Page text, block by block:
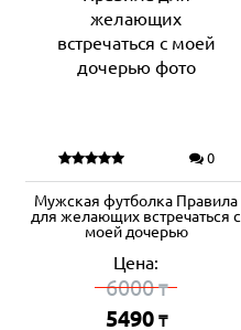
0
Мужская футболка Правила
для желающих встречаться с
моей дочерью
Цена:
6000₸
5490 ₸